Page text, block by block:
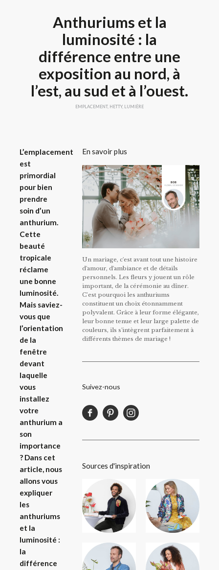
Anthuriums et la
luminosité : la
différence entre une
exposition au nord, à
l’est, au sud et à l’ouest.
EMPLACEMENT, HETTY, LUMIÈRE
L’emplacement
est
primordial
pour bien
prendre
soin d’un
anthurium.
Cette
beauté
tropicale
réclame
une bonne
luminosité.
Mais saviez-
vous que
l’orientation
de la
fenêtre
devant
laquelle
vous
installez
votre
anthurium a
son
importance
? Dans cet
article, nous
allons vous
expliquer
les
anthuriums
et la
luminosité :
la
différence
En savoir plus
Un mariage, c'est avant tout une histoire
d'amour, d'ambiance et de détails
personnels. Les fleurs y jouent un rôle
important, de la cérémonie au dîner.
C’est pourquoi les anthuriums
constituent un choix étonnamment
polyvalent. Grâce à leur forme élégante,
leur bonne tenue et leur large palette de
couleurs, ils s'intègrent parfaitement à
différents thèmes de mariage !
Suivez-nous
Sources d'inspiration